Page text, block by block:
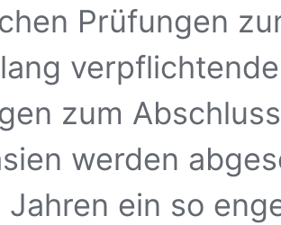
Prüfungen
zum
werden
Jahren ein so